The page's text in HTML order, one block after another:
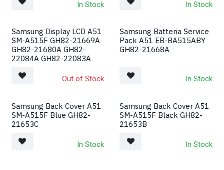
In Stock In Stock
Samsung Display LCD A51
SM-A515F GH82-21669A
GH82-21680A GH82-
22084A GH82-22083A
Out of Stock
Samsung Batteria Service
Pack A51 EB-BA515ABY
GH82-21668A
In Stock
Samsung Back Cover A51
SM-A515F Blue GH82-
21653C
In Stock
Samsung Back Cover A51
SM-A515F Black GH82-
21653B
In Stock